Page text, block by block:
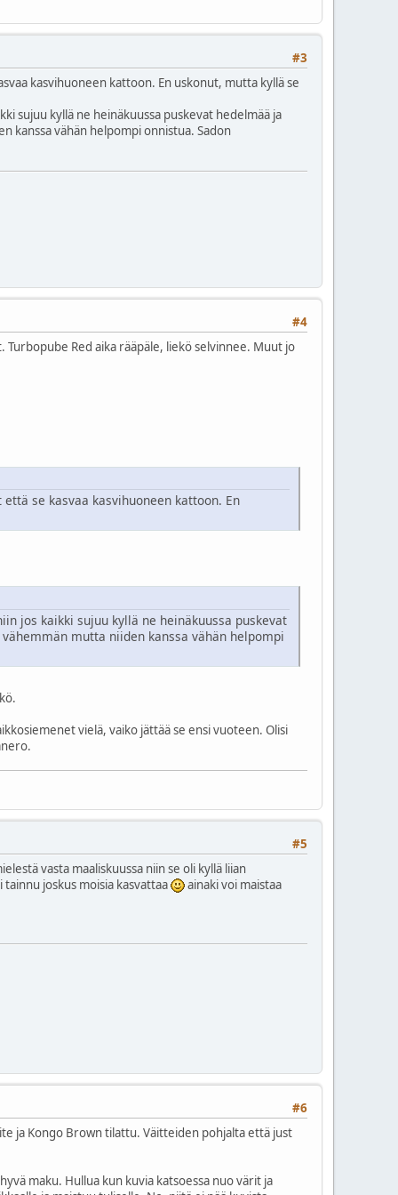
#3
kasvihuoneen kattoon. En uskonut, mutta kyllä se
sujuu kyllä ne heinäkuussa puskevat hedelmää ja
kanssa vähän helpompi onnistua. Sadon
#4
Red aika rääpäle, liekö selvinnee. Muut jo
se kasvaa kasvihuoneen kattoon. En
jos kaikki sujuu kyllä ne heinäkuussa puskevat
mutta niiden kanssa vähän helpompi
vielä, vaiko jättää se ensi vuoteen. Olisi
#5
vasta maaliskuussa niin se oli kyllä liian
joskus moisia kasvattaa
ainaki voi maistaa
#6
ja Kongo Brown tilattu. Väitteiden pohjalta että just
maku. Hullua kun kuvia katsoessa nuo värit ja